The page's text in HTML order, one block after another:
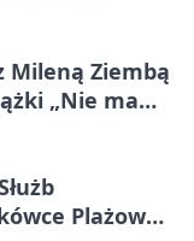
Mileną Ziembą
„Nie mam
Plażowej